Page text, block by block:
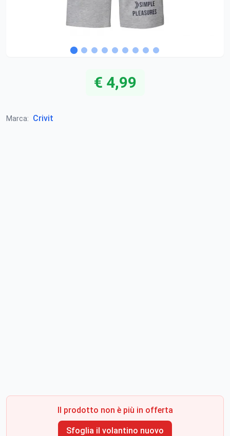
€ 4,99
Marca: Crivit
Il prodotto non è più in offerta
Sfoglia il volantino nuovo